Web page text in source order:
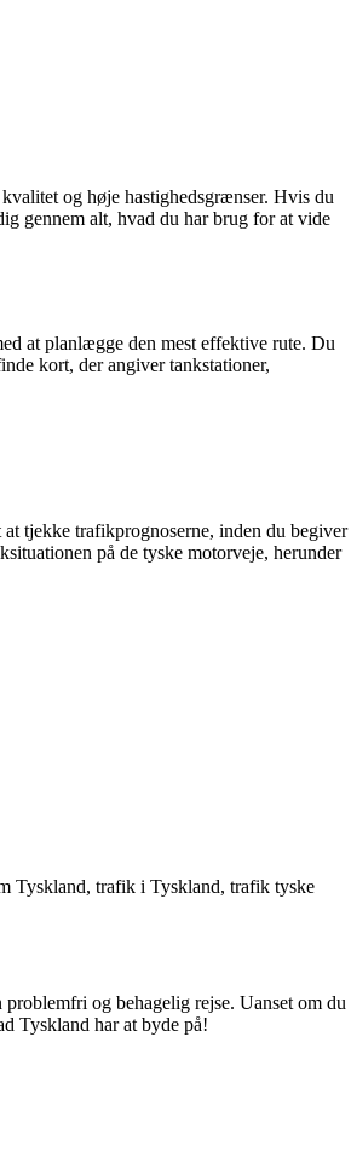
og høje hastighedsgrænser. Hvis du
gennem alt, hvad du har brug for at vide
at planlægge den mest effektive rute. Du
kort, der angiver tankstationer,
tjekke trafikprognoserne, inden du begiver
på de tyske motorveje, herunder
Tyskland, trafik i Tyskland, trafik tyske
og behagelig rejse. Uanset om du
Tyskland har at byde på!